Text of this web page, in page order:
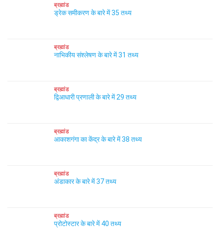
ब्रह्मांड
ड्रेक समीकरण के बारे में 35 तथ्य
ब्रह्मांड
नाभिकीय संश्लेषण के बारे में 31 तथ्य
ब्रह्मांड
द्विआधारी प्रणाली के बारे में 29 तथ्य
ब्रह्मांड
आकाशगंगा का केंद्र के बारे में 38 तथ्य
ब्रह्मांड
अंडाकार के बारे में 37 तथ्य
ब्रह्मांड
प्रोटोस्टार के बारे में 40 तथ्य